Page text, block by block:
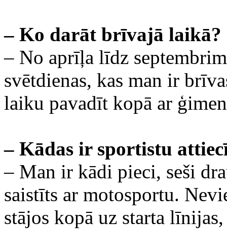
– Ko darāt brīvajā laikā?
– No aprīļa līdz
svētdienas, kas man ir
laiku pavadīt kopā ar
– Kādas ir sportistu
– Man ir kādi pieci, seši
saistīts ar motosportu.
stājos kopā uz starta